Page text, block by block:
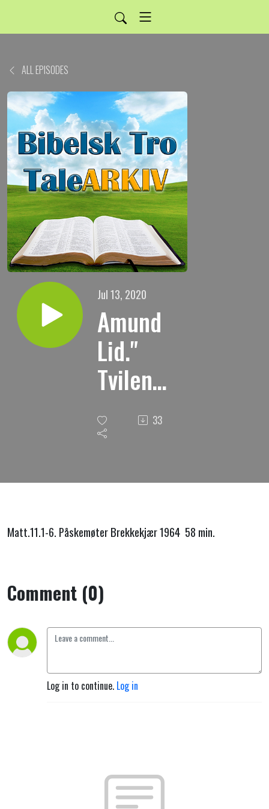
ALL EPISODES
Jul 13, 2020
Amund
Lid."
Tvilen
som alle
kristne 33
Matt.11.1-6. Påskemøter Brekkekjær 1964 58 min.
Comment (0)
Log in to continue. Log in